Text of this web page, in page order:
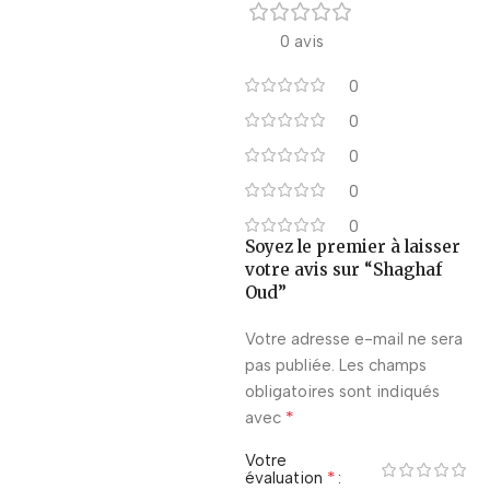
0 avis
0
0
0
0
0
Soyez le premier à laisser
votre avis sur “Shaghaf
Oud”
Votre adresse e-mail ne sera
pas publiée. Les champs
obligatoires sont indiqués
avec *
Votre
évaluation *